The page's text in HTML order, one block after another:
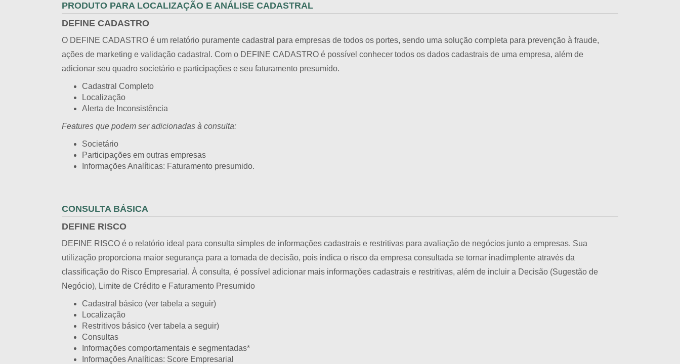
PRODUTO PARA LOCALIZAÇÃO E ANÁLISE CADASTRAL
DEFINE CADASTRO
O DEFINE CADASTRO é um relatório puramente cadastral para empresas de todos os portes, sendo uma solução completa para prevenção à fraude,
ações de marketing e validação cadastral. Com o DEFINE CADASTRO é possível conhecer todos os dados cadastrais de uma empresa, além de
adicionar seu quadro societário e participações e seu faturamento presumido.
Cadastral Completo
Localização
Alerta de Inconsistência
Features que podem ser adicionadas à consulta:
Societário
Participações em outras empresas
Informações Analíticas: Faturamento presumido.
CONSULTA BÁSICA
DEFINE RISCO
DEFINE RISCO é o relatório ideal para consulta simples de informações cadastrais e restritivas para avaliação de negócios junto a empresas. Sua
utilização proporciona maior segurança para a tomada de decisão, pois indica o risco da empresa consultada se tornar inadimplente através da
classificação do Risco Empresarial. À consulta, é possível adicionar mais informações cadastrais e restritivas, além de incluir a Decisão (Sugestão de
Negócio), Limite de Crédito e Faturamento Presumido
Cadastral básico (ver tabela a seguir)
Localização
Restritivos básico (ver tabela a seguir)
Consultas
Informações comportamentais e segmentadas*
Informações Analíticas: Score Empresarial